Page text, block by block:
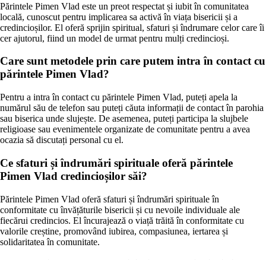
Părintele Pimen Vlad este un preot respectat și iubit în comunitatea
locală, cunoscut pentru implicarea sa activă în viața bisericii și a
credincioșilor. El oferă sprijin spiritual, sfaturi și îndrumare celor care îi
cer ajutorul, fiind un model de urmat pentru mulți credincioși.
Care sunt metodele prin care putem intra în contact cu
părintele Pimen Vlad?
Pentru a intra în contact cu părintele Pimen Vlad, puteți apela la
numărul său de telefon sau puteți căuta informații de contact în parohia
sau biserica unde slujește. De asemenea, puteți participa la slujbele
religioase sau evenimentele organizate de comunitate pentru a avea
ocazia să discutați personal cu el.
Ce sfaturi și îndrumări spirituale oferă părintele
Pimen Vlad credincioșilor săi?
Părintele Pimen Vlad oferă sfaturi și îndrumări spirituale în
conformitate cu învățăturile bisericii și cu nevoile individuale ale
fiecărui credincios. El încurajează o viață trăită în conformitate cu
valorile creștine, promovând iubirea, compasiunea, iertarea și
solidaritatea în comunitate.